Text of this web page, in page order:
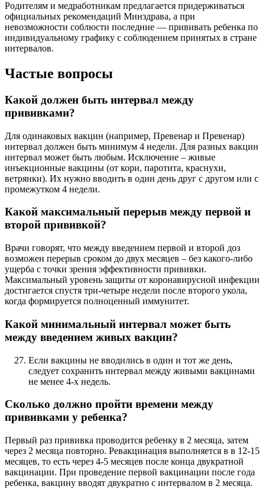
Родителям и медработникам предлагается придерживаться
официальных рекомендаций Минздрава, а при
невозможности соблюсти последние — прививать ребенка по
индивидуальному графику с соблюдением принятых в стране
интервалов.
Частые вопросы
Какой должен быть интервал между
прививками?
Для одинаковых вакцин (например, Превенар и Превенар)
интервал должен быть минимум 4 недели. Для разных вакцин
интервал может быть любым. Исключение – живые
инъекционные вакцины (от кори, паротита, краснухи,
ветрянки). Их нужно вводить в один день друг с другом или с
промежутком 4 недели.
Какой максимальный перерыв между первой и
второй прививкой?
Врачи говорят, что между введением первой и второй доз
возможен перерыв сроком до двух месяцев – без какого-либо
ущерба с точки зрения эффективности прививки.
Максимальный уровень защиты от коронавирусной инфекции
достигается спустя три-четыре недели после второго укола,
когда формируется полноценный иммунитет.
Какой минимальный интервал может быть
между введением живых вакцин?
Если вакцины не вводились в один и тот же день,
следует сохранить интервал между живыми вакцинами
не менее 4-х недель.
Сколько должно пройти времени между
прививками у ребенка?
Первый раз прививка проводится ребенку в 2 месяца, затем
через 2 месяца повторно. Ревакцинация выполняется в в 12-15
месяцев, то есть через 4-5 месяцев после конца двукратной
вакцинации. При проведение первой вакцинации после года
ребенка, вакцину вводят двукратно с интервалом в 2 месяца.